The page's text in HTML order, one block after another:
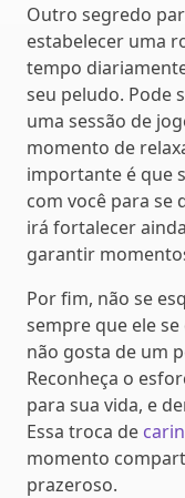
Outro segredo
estabelecer uma
tempo
seu peludo. Pode
uma sessão de
momento de
importante é que
com você para se
irá fortalecer
garantir
Por fim, não se
sempre que ele
não gosta de um
Reconheça o
para sua vida, e
Essa troca de
momento
prazeroso.